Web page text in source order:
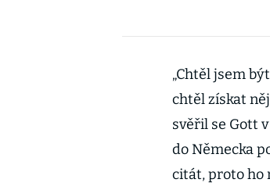
„Chtěl jsem
chtěl získat
svěřil se Gott
do Německa
citát, proto ho